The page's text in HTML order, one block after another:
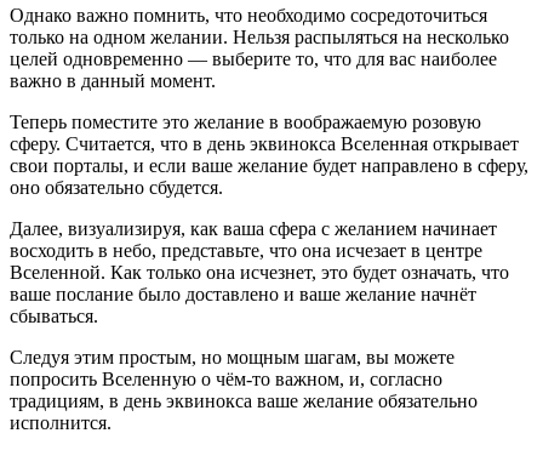
Однако важно помнить, что необходимо сосредоточиться
только на одном желании. Нельзя распыляться на несколько
целей одновременно — выберите то, что для вас наиболее
важно в данный момент.
Теперь поместите это желание в воображаемую розовую
сферу. Считается, что в день эквинокса Вселенная открывает
свои порталы, и если ваше желание будет направлено в сферу,
оно обязательно сбудется.
Далее, визуализируя, как ваша сфера с желанием начинает
восходить в небо, представьте, что она исчезает в центре
Вселенной. Как только она исчезнет, это будет означать, что
ваше послание было доставлено и ваше желание начнёт
сбываться.
Следуя этим простым, но мощным шагам, вы можете
попросить Вселенную о чём-то важном, и, согласно
традициям, в день эквинокса ваше желание обязательно
исполнится.